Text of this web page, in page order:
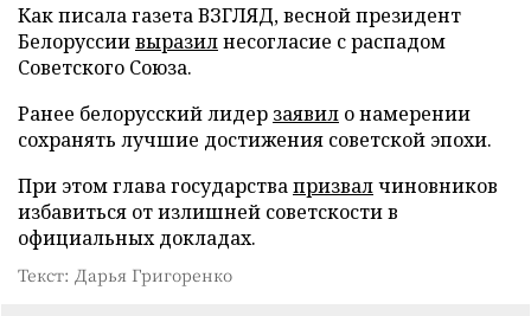
Как писала газета ВЗГЛЯД, весной президент
Белоруссиивыразилнесогласие с распадом
Советского Союза.
Ранее белорусский лидер заявил о намерении
сохранять лучшие достижения советской эпохи.
При этом глава государствапризвалчиновников
избавиться от излишней советскости в
официальных докладах.
Текст: Дарья Григоренко